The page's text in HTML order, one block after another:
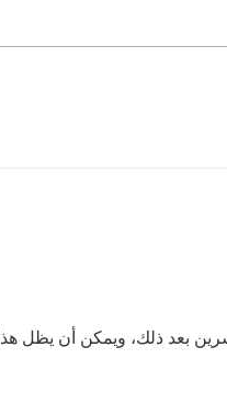
حتى الشراء، لنقل في اليوم العشرين بعد ذلك، ويمكن أن يظل هذا